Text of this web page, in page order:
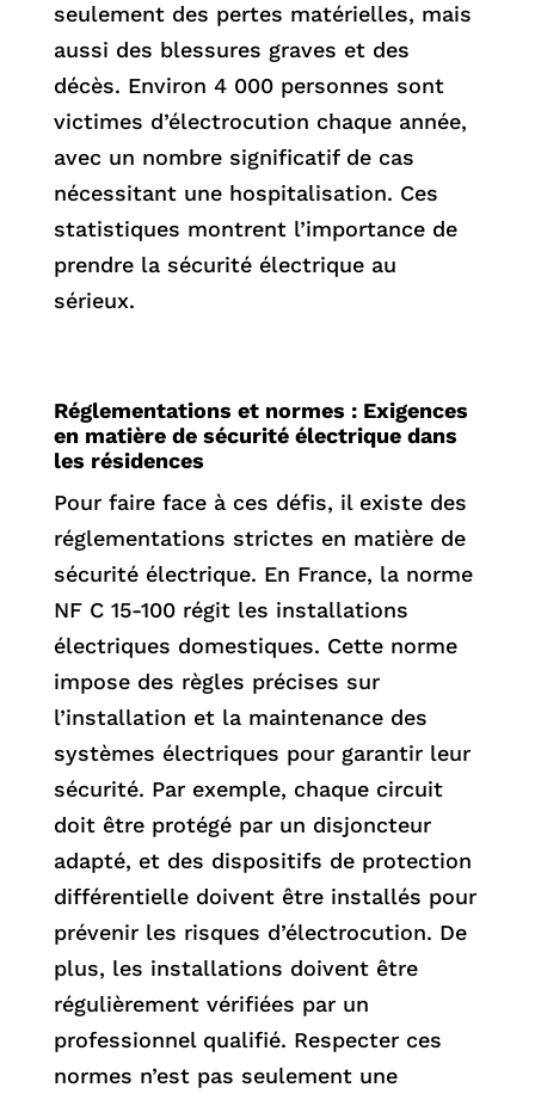
seulement des pertes matérielles, mais
aussi des blessures graves et des
décès. Environ 4 000 personnes sont
victimes d’électrocution chaque année,
avec un nombre significatif de cas
nécessitant une hospitalisation. Ces
statistiques montrent l’importance de
prendre la sécurité électrique au
sérieux.
Réglementations et normes : Exigences
en matière de sécurité électrique dans
les résidences
Pour faire face à ces défis, il existe des
réglementations strictes en matière de
sécurité électrique. En France, la norme
NF C 15-100 régit les installations
électriques domestiques. Cette norme
impose des règles précises sur
l’installation et la maintenance des
systèmes électriques pour garantir leur
sécurité. Par exemple, chaque circuit
doit être protégé par un disjoncteur
adapté, et des dispositifs de protection
différentielle doivent être installés pour
prévenir les risques d’électrocution. De
plus, les installations doivent être
régulièrement vérifiées par un
professionnel qualifié. Respecter ces
normes n’est pas seulement une